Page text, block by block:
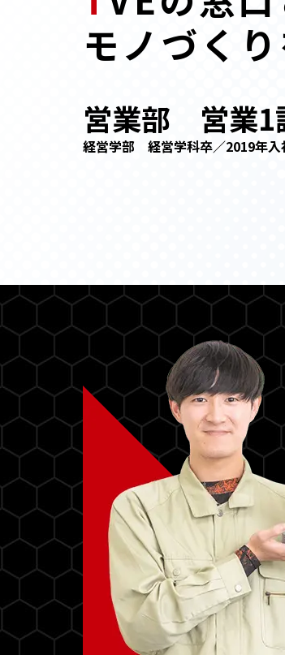
モノづく
営業部 営業1
経営学部 経営学科卒／2019年入